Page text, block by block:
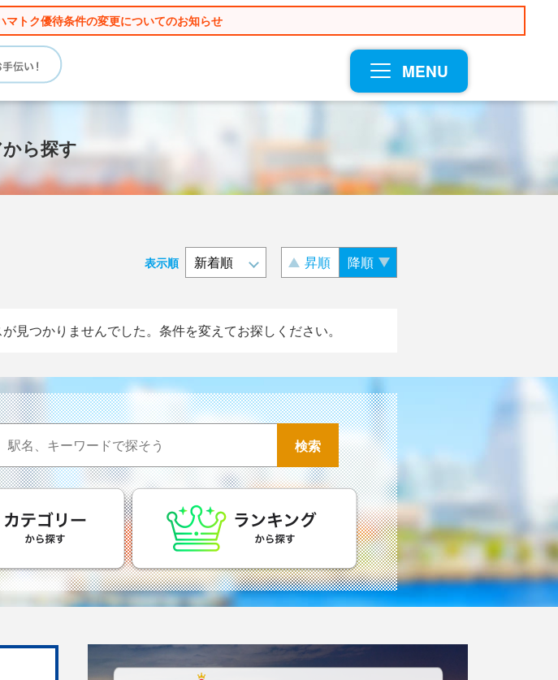
トク優待条件の変更についてのお知らせ
MENU
ら探す
表示順 昇順 降順
見つかりませんでした。条件を変えてお探しください。